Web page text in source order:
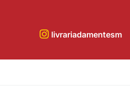
livrariadamentesm